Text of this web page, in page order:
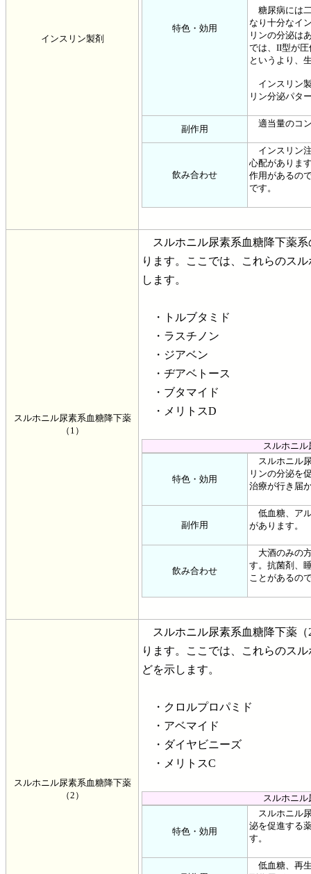
インスリン製剤
特色・効用
糖尿病には
なり十分なイ
リンの分泌は
では、II型が
というより、
インスリン
リン分泌パタ
副作用
適当量のコ
飲み合わせ
インスリン
心配がありま
作用があるの
です。
スルホニル尿素系血糖降下薬
（1）
スルホニル尿素系血糖降下薬系
ります。ここでは、これらのス
します。
・トルブタミド
・ラスチノン
・ジアベン
・ヂアベトース
・ブタマイド
・メリトスD
スルホニ
特色・効用
スルホニル
リンの分泌を
治療が行き届
副作用
低血糖、ア
があります。
飲み合わせ
大酒のみの
す。抗菌剤、
ことがあるの
スルホニル尿素系血糖降下薬
（2）
スルホニル尿素系血糖降下薬（
ります。ここでは、これらのス
どを示します。
・クロルプロパミド
・アベマイド
・ダイヤビニーズ
・メリトスC
スルホニ
特色・効用
スルホニル
泌を促進する
す。
低血糖、再